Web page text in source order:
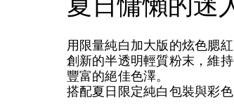
用限量純白加大版的炫色腮
創新的半透明輕質粉末，維
豐富的絕佳色澤。
搭配夏日限定純白包裝與彩